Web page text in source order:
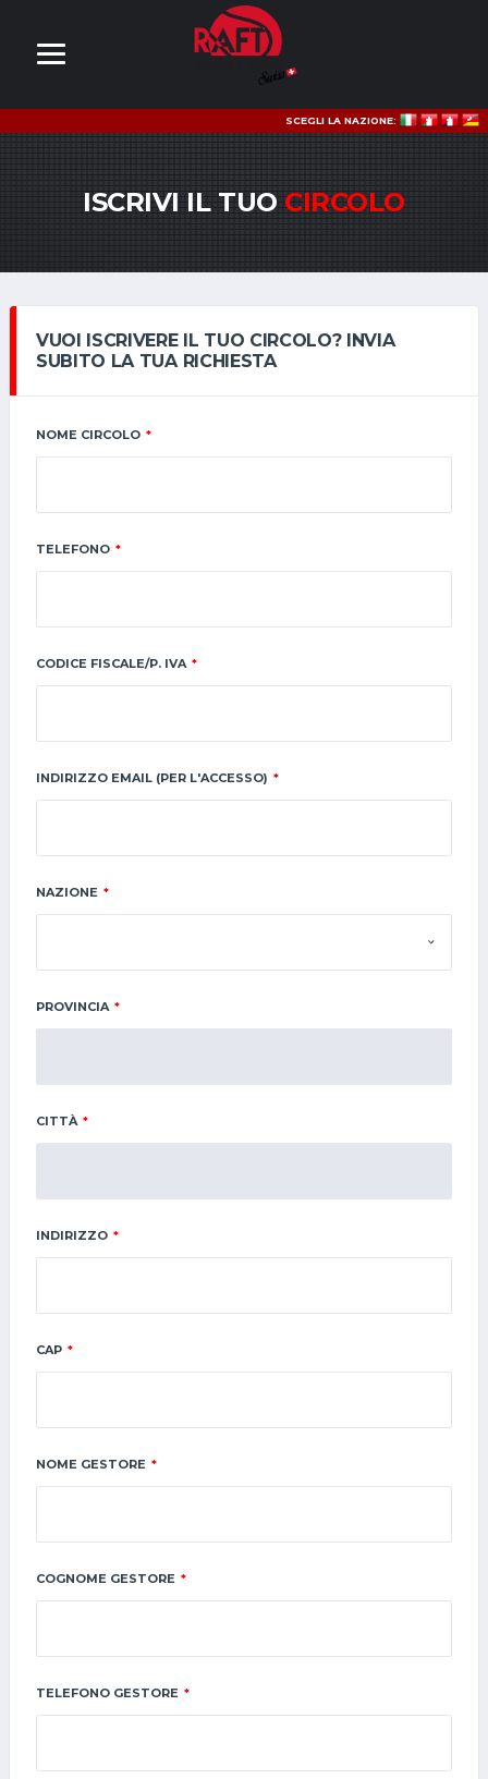
SCEGLI LA NAZIONE:
ISCRIVI IL TUO CIRCOLO
VUOI ISCRIVERE IL TUO CIRCOLO? INVIA
SUBITO LA TUA RICHIESTA
NOME CIRCOLO *
TELEFONO *
CODICE FISCALE/P. IVA *
INDIRIZZO EMAIL (PER L'ACCESSO) *
NAZIONE *
PROVINCIA *
CITTÀ *
INDIRIZZO *
CAP *
NOME GESTORE *
COGNOME GESTORE *
TELEFONO GESTORE *